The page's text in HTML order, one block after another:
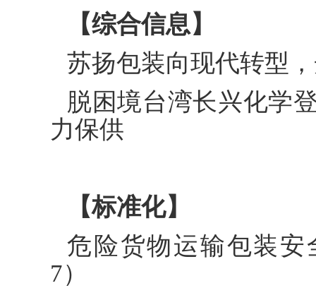
【综合信息】
苏扬包装向现代转型
脱困境台湾长兴化学
力保供
【标准化】
危险货物运输包装安
7）